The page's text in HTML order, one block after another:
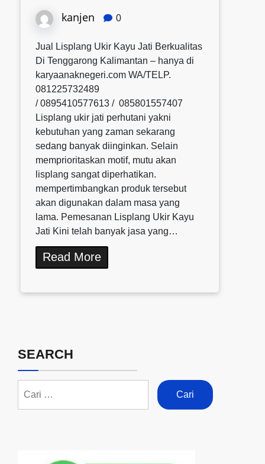
kanjen 0
Jual Lisplang Ukir Kayu Jati Berkualitas
Di Tenggarong Kalimantan – hanya di
karyaanaknegeri.com WA/TELP.
081225732489
/ 0895410577613 / 085801557407
Lisplang ukir jati perhutani yakni
kebutuhan yang zaman sekarang
sedang banyak diinginkan. Selain
memprioritaskan motif, mutu akan
lisplang sangat diperhatikan.
mempertimbangkan produk tersebut
akan digunakan dalam masa yang
lama. Pemesanan Lisplang Ukir Kayu
Jati Kini telah banyak jasa yang…
Read More
SEARCH